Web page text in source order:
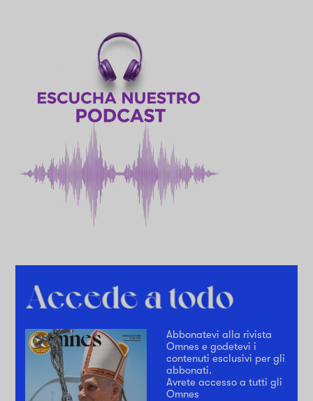
Abbonatevi alla rivista
Omnes e godetevi i
contenuti esclusivi per gli
abbonati.
Avrete accesso a tutti gli
Omnes